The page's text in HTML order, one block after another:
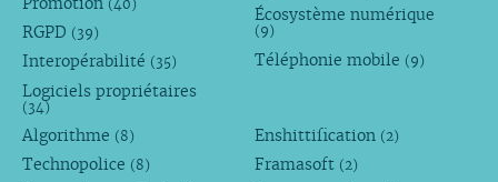
(40)
RGPD (39)
Interopérabilité (35)
Logiciels propriétaires
(34)
Écosystème numérique
(9)
Téléphonie mobile (9)
Algorithme (8)
Technopolice (8)
Enshittification (2)
Framasoft (2)